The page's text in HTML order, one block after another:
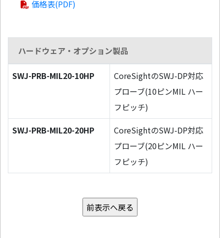
価格表(PDF)
ハードウェア・オプション製品
SWJ-PRB-MIL20-10HP
CoreSightのSWJ-DP対応
プローブ(10ピンMIL ハー
フピッチ)
SWJ-PRB-MIL20-20HP
CoreSightのSWJ-DP対応
プローブ(20ピンMIL ハー
フピッチ)